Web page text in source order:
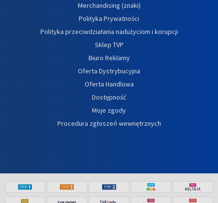
Merchandising (znaki)
Polityka Prywatności
Polityka przeciwdziałania nadużyciom i korupcji
Sklep TVP
Biuro Reklamy
Oferta Dystrybucyjna
Oferta Handlowa
Dostępność
Moje zgody
Procedura zgłoszeń wewnętrznych